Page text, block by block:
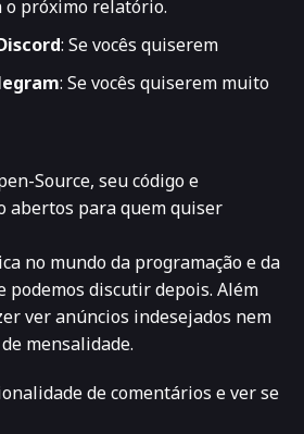
o próximo relatório.
: Se vocês quiserem
: Se vocês quiserem muito
Source, seu código e
abertos para quem quiser
no mundo da programação e da
podemos discutir depois. Além
ver anúncios indesejados nem
mensalidade.
de comentários e ver se